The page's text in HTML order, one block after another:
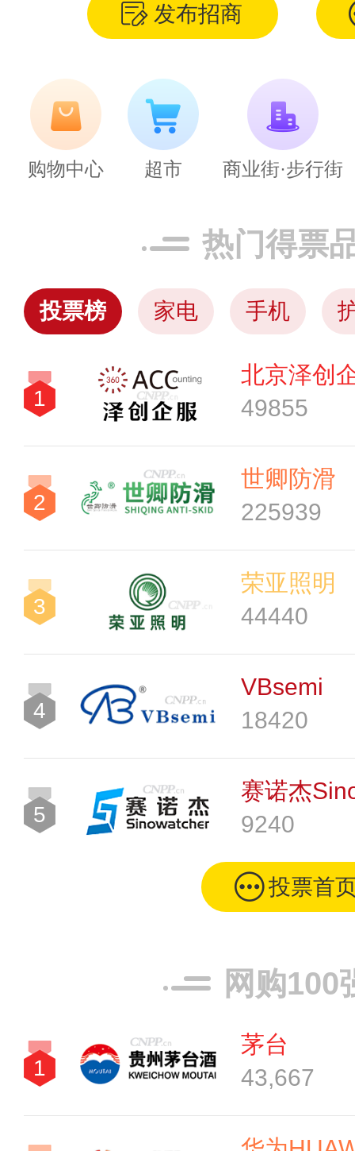
发布招商
购物中心 超市 商业街·步行街
热门得票
投票榜 家电 手机
1
北京泽创
49855
2
世卿防滑
225939
3
荣亚照明
44440
4
VBsemi
18420
5
赛诺杰
9240
投票首
网购100
1
茅台
43,667